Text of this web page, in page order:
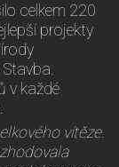
celkem 220
projekty
v každé
vítěze.